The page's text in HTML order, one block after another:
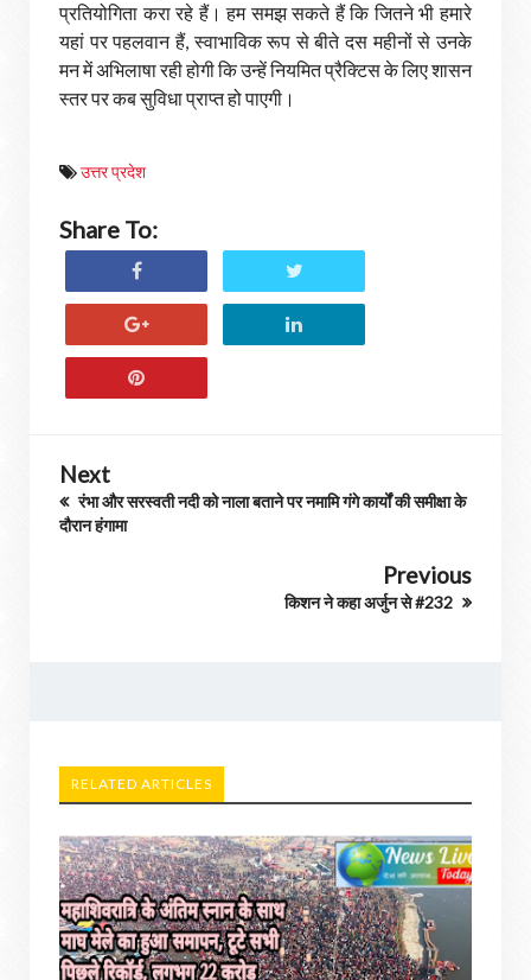
प्रतियोगिता करा रहे हैं। हम समझ सकते हैं कि जितने भी हमारे
यहां पर पहलवान हैं, स्वाभाविक रूप से बीते दस महीनों से उनके
मन में अभिलाषा रही होगी कि उन्हें नियमित प्रैक्टिस के लिए शासन
स्तर पर कब सुविधा प्राप्त हो पाएगी।
उत्तर प्रदेश
Share To:
Next
रंभा और सरस्वती नदी को नाला बताने पर नमामि गंगे कार्यों की समीक्षा के
दौरान हंगामा
Previous
किशन ने कहा अर्जुन से #232
RELATED ARTICLES